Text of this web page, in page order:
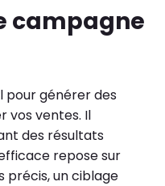
campagne
pour générer des
vos ventes. Il
des résultats
repose sur
précis, un ciblage